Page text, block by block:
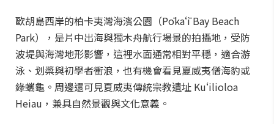
歐胡島西岸的柏卡夷灣海濱公園（Pōkaʻī Bay Beach
Park），是片中出海與獨木舟航行場景的拍攝地，受防
波堤與海灣地形影響，這裡水面通常相對平穩，適合游
泳、划槳與初學者衝浪，也有機會看見夏威夷僧海豹或
綠蠵龜。周邊還可見夏威夷傳統宗教遺址 Kuʻilioloa
Heiau，兼具自然景觀與文化意義。